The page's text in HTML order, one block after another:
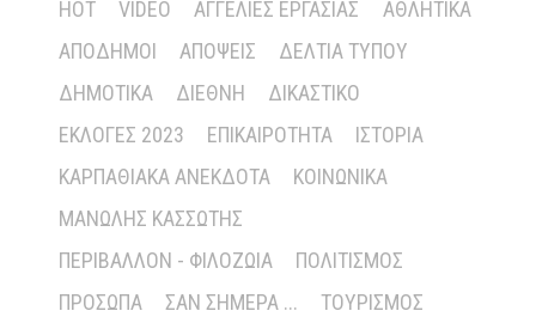
HOT VIDEO ΑΓΓΕΛΊΕΣ ΕΡΓΑΣΊΑΣ
ΑΘΛΗΤΙΚΆ
ΑΠΌΔΗΜΟΙ
ΑΠΌΨΕΙΣ
ΔΕΛΤΊΑ ΤΎΠΟΥ
ΔΗΜΟΤΙΚΆ
ΔΙΕΘΝΉ
ΔΙΚΑΣΤΙΚΌ
ΕΚΛΟΓΈΣ 2023
ΕΠΙΚΑΙΡΌΤΗΤΑ
ΙΣΤΟΡΊΑ
ΚΑΡΠΑΘΙΑΚΆ ΑΝΈΚΔΟΤΑ
ΚΟΙΝΩΝΙΚΆ
ΜΑΝΏΛΗΣ ΚΑΣΣΏΤΗΣ
ΠΕΡΙΒΆΛΛΟΝ - ΦΙΛΟΖΩΊΑ
ΠΟΛΙΤΙΣΜΌΣ
ΠΡΌΣΩΠΑ
ΣΑΝ ΣΉΜΕΡΑ ...
ΤΟΥΡΙΣΜΌΣ